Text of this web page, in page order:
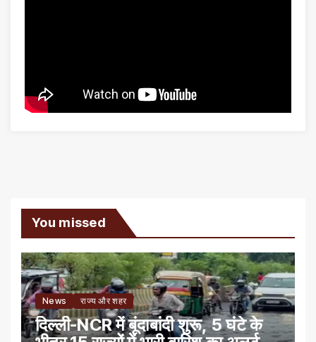
You missed
News राज्य और शहर
दिल्ली-NCR में बूंदाबांदी शुरू, 5 घंटे के